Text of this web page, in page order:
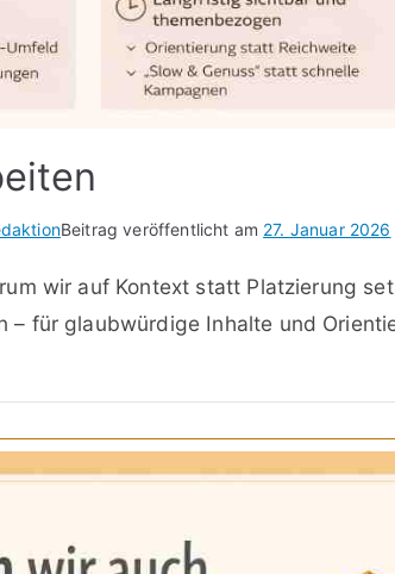
Beitrag veröffentlicht am 27. Januar 2026
wir auf Kontext statt Platzierung
– für glaubwürdige Inhalte und